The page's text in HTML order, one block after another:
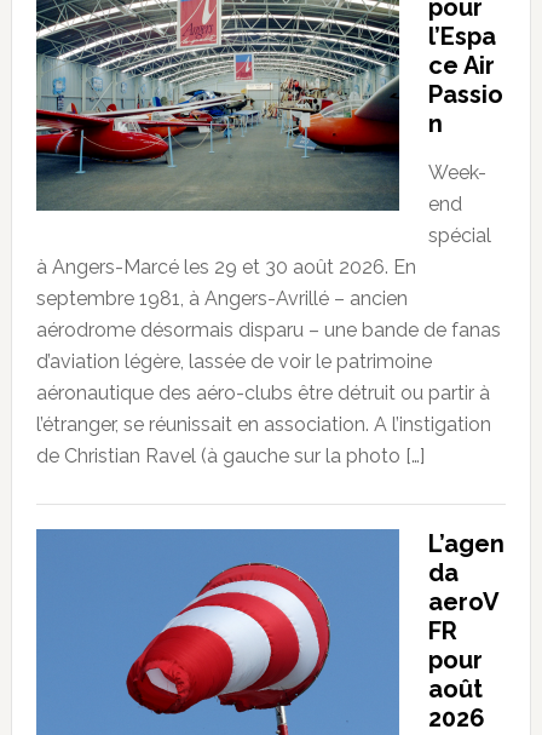
pour
l’Espa
ce Air
Passio
n
Week-
end
spécial
à Angers-Marcé les 29 et 30 août 2026. En
septembre 1981, à Angers-Avrillé – ancien
aérodrome désormais disparu – une bande de fanas
d’aviation légère, lassée de voir le patrimoine
aéronautique des aéro-clubs être détruit ou partir à
l’étranger, se réunissait en association. A l’instigation
de Christian Ravel (à gauche sur la photo […]
L’agen
da
aeroV
FR
pour
août
2026